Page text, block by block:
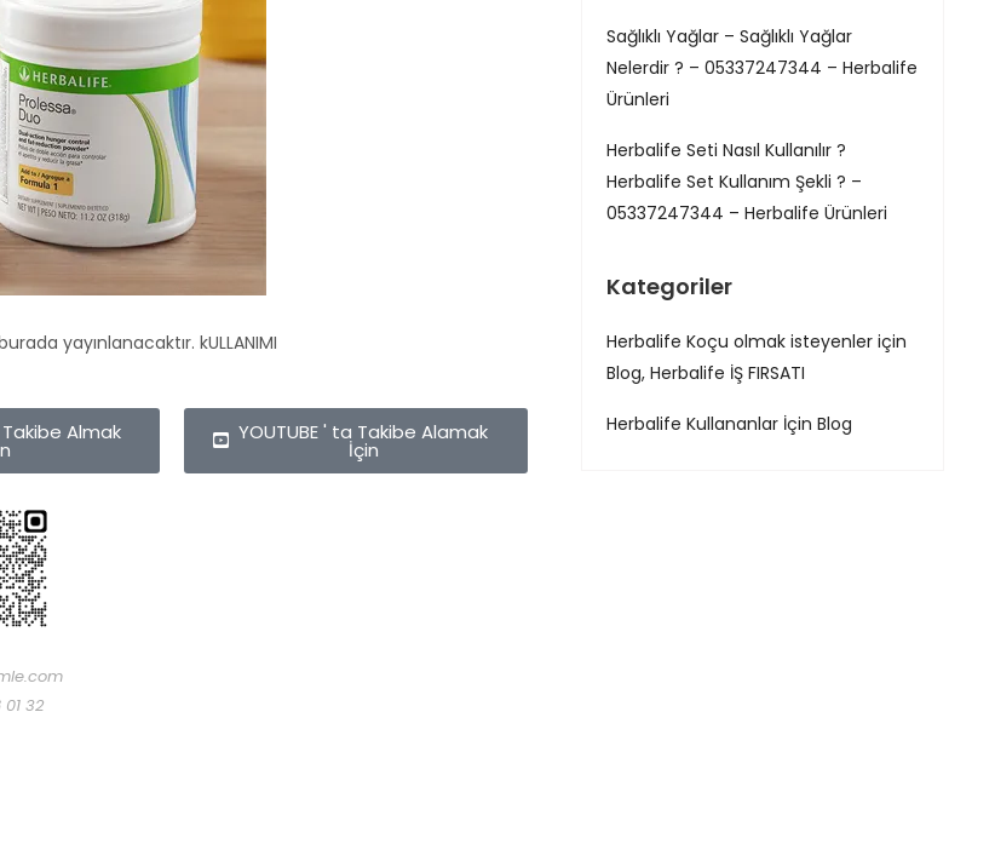
yayınlanacaktır. kULLANIMI
Takibe Almak YOUTUBE ' ta Takibe Alamak
İçin
32
Sağlıklı Yağlar – Sağlıklı Yağlar
Nelerdir ? – 05337247344 – Herbalife
Ürünleri
Herbalife Seti Nasıl Kullanılır ?
Herbalife Set Kullanım Şekli ? –
05337247344 – Herbalife Ürünleri
Kategoriler
Herbalife Koçu olmak isteyenler için
Blog, Herbalife İŞ FIRSATI
Herbalife Kullananlar İçin Blog